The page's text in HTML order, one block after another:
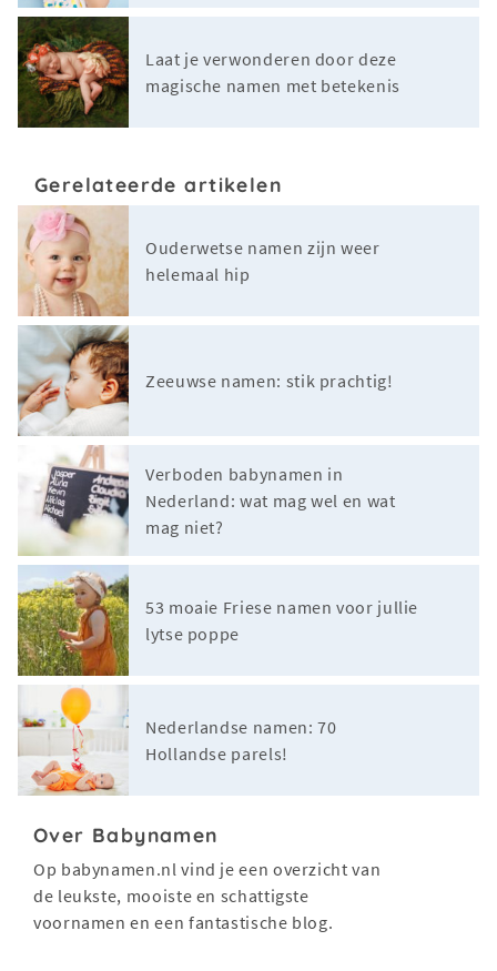
Laat je verwonderen door deze
magische namen met betekenis
Gerelateerde artikelen
Ouderwetse namen zijn weer
helemaal hip
Zeeuwse namen: stik prachtig!
Verboden babynamen in
Nederland: wat mag wel en wat
mag niet?
53 moaie Friese namen voor jullie
lytse poppe
Nederlandse namen: 70
Hollandse parels!
Over Babynamen
Op babynamen.nl vind je een overzicht van
de leukste, mooiste en schattigste
voornamen en een fantastische blog.